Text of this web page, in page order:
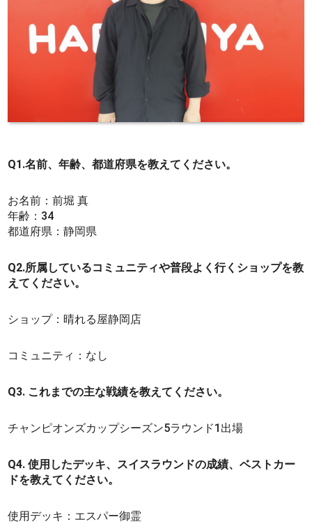
Q1.名前、年齢、都道府県を教えてください。
お名前：前堀 真
年齢：34
都道府県：静岡県
Q2.所属しているコミュニティや普段よく行くショップを教
えてください。
ショップ：晴れる屋静岡店
コミュニティ：なし
Q3. これまでの主な戦績を教えてください。
チャンピオンズカップシーズン5ラウンド1出場
Q4. 使用したデッキ、スイスラウンドの成績、ベストカー
ドを教えてください。
使用デッキ：エスパー御霊